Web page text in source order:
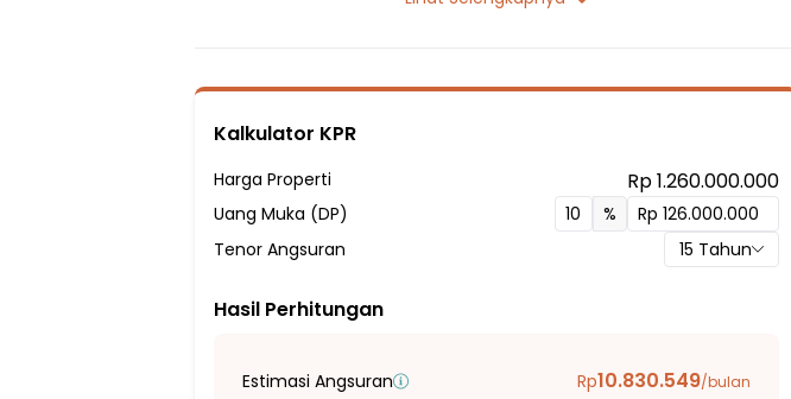
Hadap Selatan
Fasilitas Sekitar Hunian:
9 menit ke Sekolah Dasar Negeri Cikupa 4
10 menit ke SD Negeri Mekar Bakti
15 menit ke SDN Panongan II
15 menit ke SMPN 1 PANONGAN
Kalkulator KPR
Harga Properti Rp 1.260.000.000
Uang Muka (DP)
%
Tenor Angsuran
15 Tahun
Hasil Perhitungan
Estimasi Angsuran Rp10.830.549/bulan